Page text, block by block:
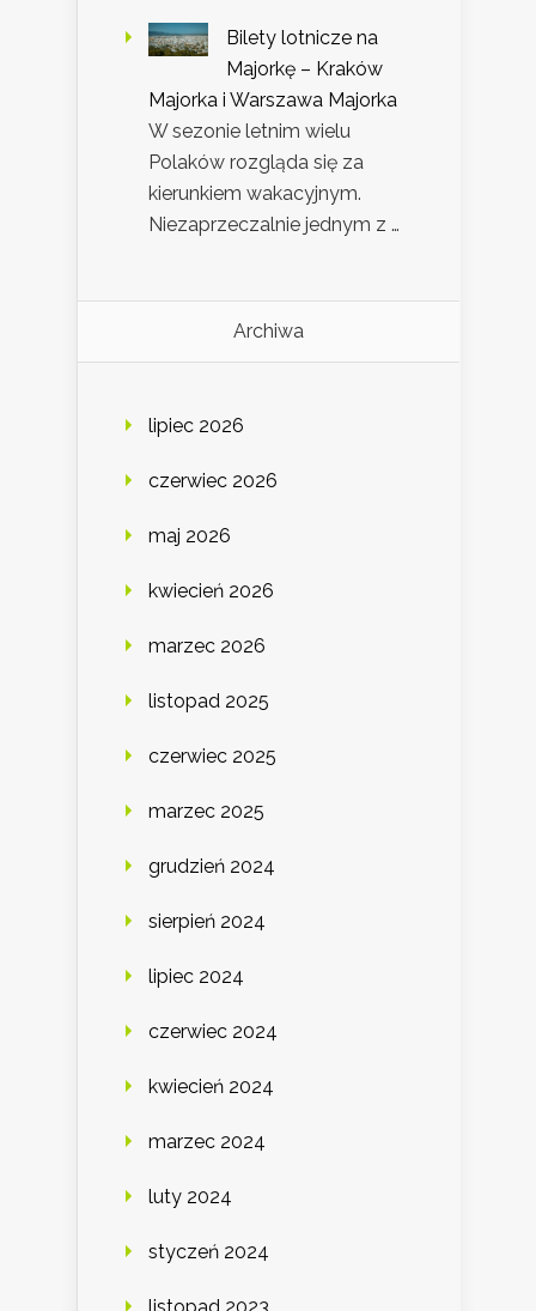
Bilety lotnicze na
Majorkę – Kraków
Majorka i Warszawa Majorka
W sezonie letnim wielu
Polaków rozgląda się za
kierunkiem wakacyjnym.
Niezaprzeczalnie jednym z …
Archiwa
lipiec 2026
czerwiec 2026
maj 2026
kwiecień 2026
marzec 2026
listopad 2025
czerwiec 2025
marzec 2025
grudzień 2024
sierpień 2024
lipiec 2024
czerwiec 2024
kwiecień 2024
marzec 2024
luty 2024
styczeń 2024
listopad 2023